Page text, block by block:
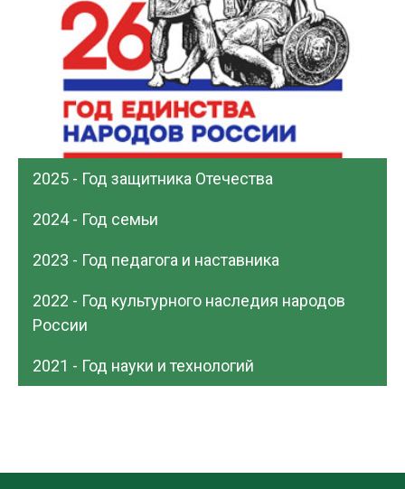
2025 - Год защитника Отечества
2024 - Год семьи
2023 - Год педагога и наставника
2022 - Год культурного наследия народов
России
2021 - Год науки и технологий